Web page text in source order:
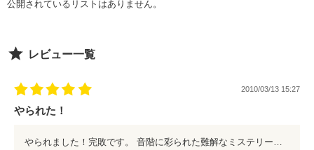
公開されているリストはありません。
レビュー一覧
2010/03/13 15:27
やられた！
やられました！完敗です。 音階に彩られた難解なミステリー、あなたもどうぞおためしあれ♪